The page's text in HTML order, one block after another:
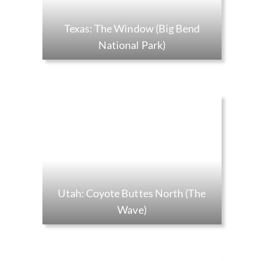
Texas: The Window (Big Bend
National Park)
Utah: Coyote Buttes North (The
Wave)